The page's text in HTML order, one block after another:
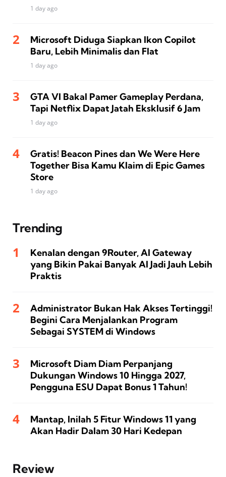
1 day ago
Microsoft Diduga Siapkan Ikon Copilot
Baru, Lebih Minimalis dan Flat
1 day ago
GTA VI Bakal Pamer Gameplay Perdana,
Tapi Netflix Dapat Jatah Eksklusif 6 Jam
1 day ago
Gratis! Beacon Pines dan We Were Here
Together Bisa Kamu Klaim di Epic Games
Store
1 day ago
Trending
Kenalan dengan 9Router, AI Gateway
yang Bikin Pakai Banyak AI Jadi Jauh Lebih
Praktis
Administrator Bukan Hak Akses Tertinggi!
Begini Cara Menjalankan Program
Sebagai SYSTEM di Windows
Microsoft Diam Diam Perpanjang
Dukungan Windows 10 Hingga 2027,
Pengguna ESU Dapat Bonus 1 Tahun!
Mantap, Inilah 5 Fitur Windows 11 yang
Akan Hadir Dalam 30 Hari Kedepan
Review